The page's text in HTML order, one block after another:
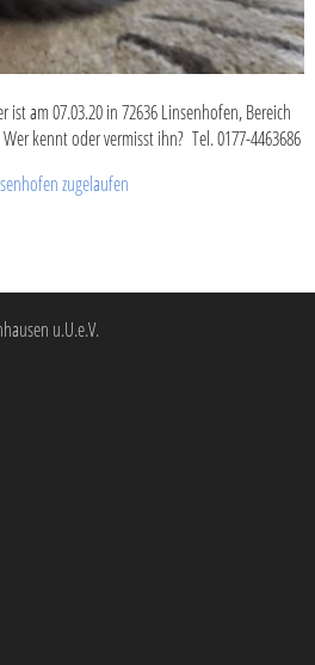
ist am 07.03.20 in 72636 Linsenhofen, Bereich
kennt oder vermisst ihn? Tel. 0177-4463686
zugelaufen
u.U.e.V.